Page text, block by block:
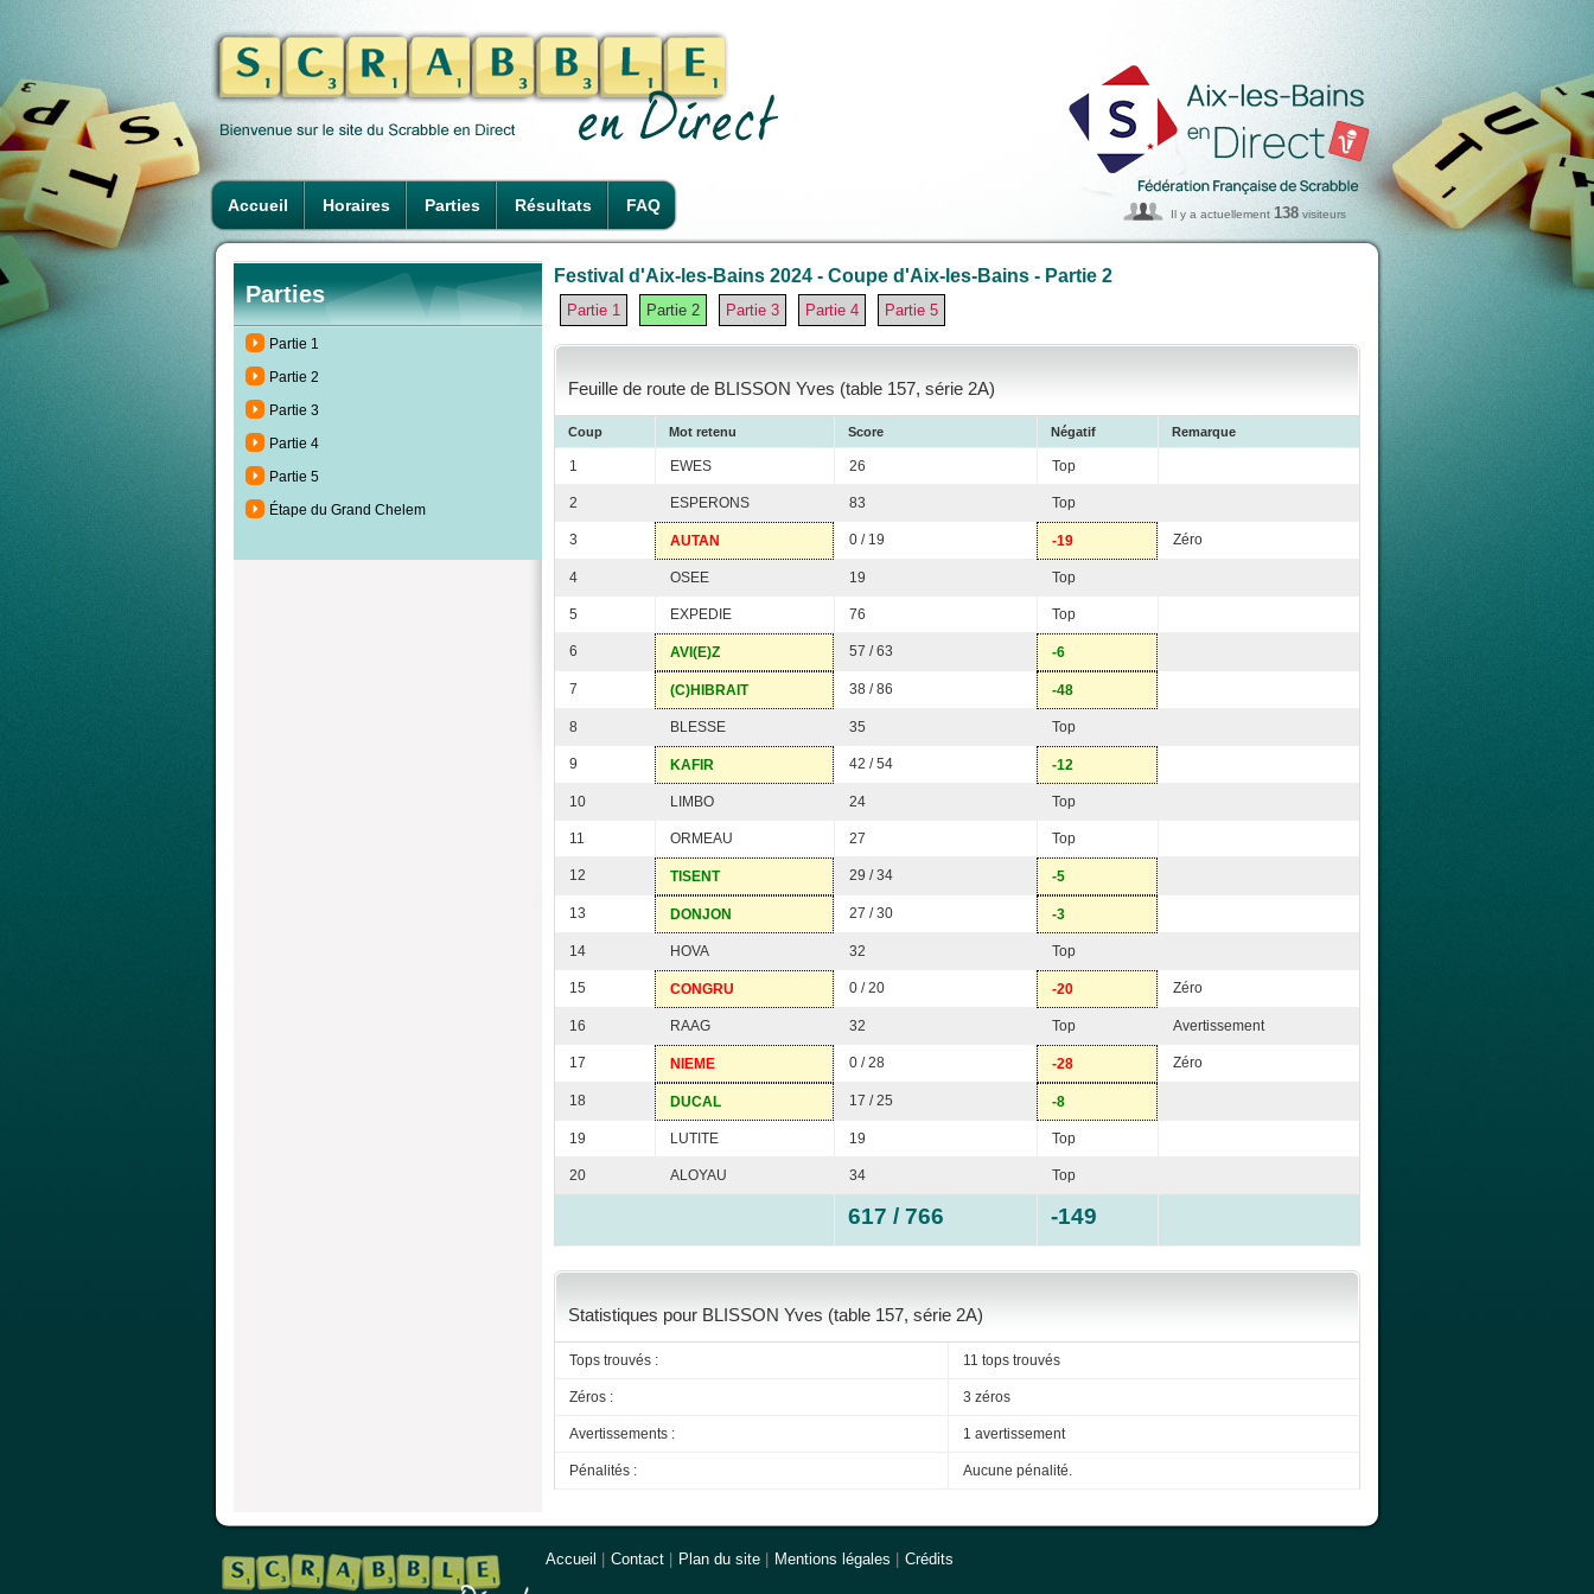
Accueil Horaires Parties Résultats FAQ Il y a actuellement 138 visiteurs
Parties
Partie 1
Partie 2
Partie 3
Partie 4
Partie 5
Étape du Grand Chelem
Festival d'Aix-les-Bains 2024 - Coupe d'Aix-les-Bains - Partie 2
Partie 1 Partie 2 Partie 3 Partie 4 Partie 5
Feuille de route de BLISSON Yves (table 157, série 2A)
Coup Mot retenu Score Négatif Remarque
1 EWES 26 Top
2 ESPERONS 83 Top
3 AUTAN 0 / 19 -19 Zéro
4 OSEE 19 Top
5 EXPEDIE 76 Top
6 AVI(E)Z 57 / 63 -6
7 (C)HIBRAIT 38 / 86 -48
8 BLESSE 35 Top
9 KAFIR 42 / 54 -12
10 LIMBO 24 Top
11 ORMEAU 27 Top
12 TISENT 29 / 34 -5
13 DONJON 27 / 30 -3
14 HOVA 32 Top
15 CONGRU 0 / 20 -20 Zéro
16 RAAG 32 Top Avertissement
17 NIEME 0 / 28 -28 Zéro
18 DUCAL 17 / 25 -8
19 LUTITE 19 Top
20 ALOYAU 34 Top
617 / 766 -149
Statistiques pour BLISSON Yves (table 157, série 2A)
Tops trouvés : 11 tops trouvés
Zéros : 3 zéros
Avertissements : 1 avertissement
Pénalités : Aucune pénalité.
Accueil Contact Plan du site Mentions légales Crédits